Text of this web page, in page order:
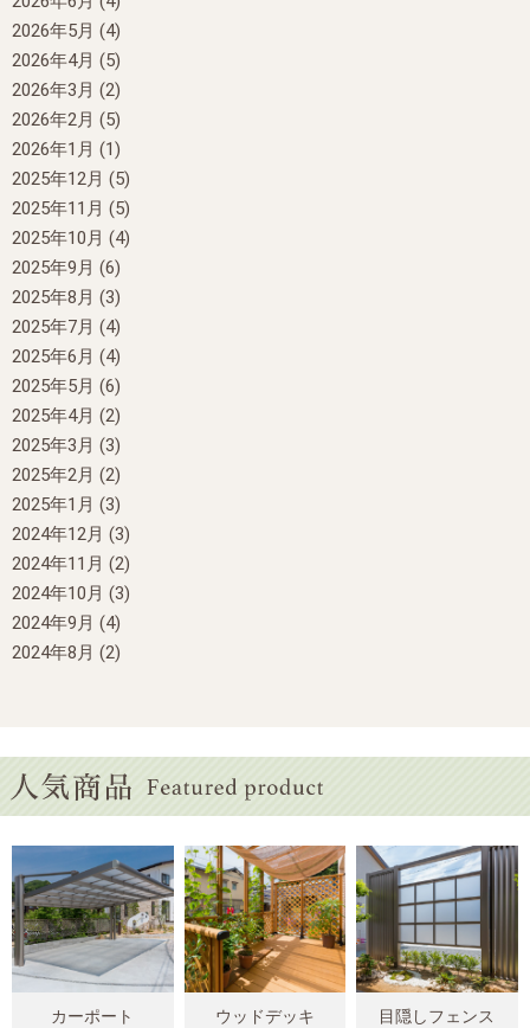
2026年5月 (4)
2026年4月 (5)
2026年3月 (2)
2026年2月 (5)
2026年1月 (1)
2025年12月 (5)
2025年11月 (5)
2025年10月 (4)
2025年9月 (6)
2025年8月 (3)
2025年7月 (4)
2025年6月 (4)
2025年5月 (6)
2025年4月 (2)
2025年3月 (3)
2025年2月 (2)
2025年1月 (3)
2024年12月 (3)
2024年11月 (2)
2024年10月 (3)
2024年9月 (4)
2024年8月 (2)
カーポート ウッドデッキ 目隠しフェンス